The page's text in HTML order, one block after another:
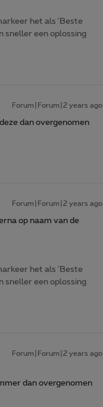
het als 'Beste
sneller een oplossing
Forum|Forum|2 years ago
dan overgenomen
Forum|Forum|2 years ago
op naam van de
het als 'Beste
sneller een oplossing
Forum|Forum|2 years ago
dan overgenomen